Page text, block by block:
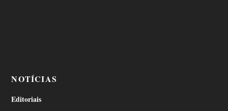
NOTÍCIAS
Editoriais